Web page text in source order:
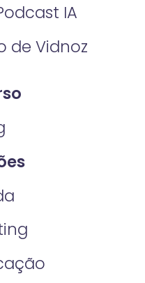
IA
de Vidnoz